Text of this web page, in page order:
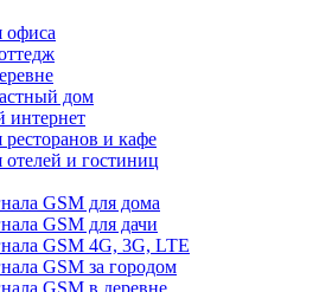
офиса
дом
интернет
и кафе
отелей и гостиниц
GSM для дома
GSM для дачи
GSM 4G, 3G, LTE
GSM за городом
GSM в деревне